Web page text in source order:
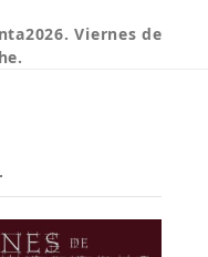
Viernes de